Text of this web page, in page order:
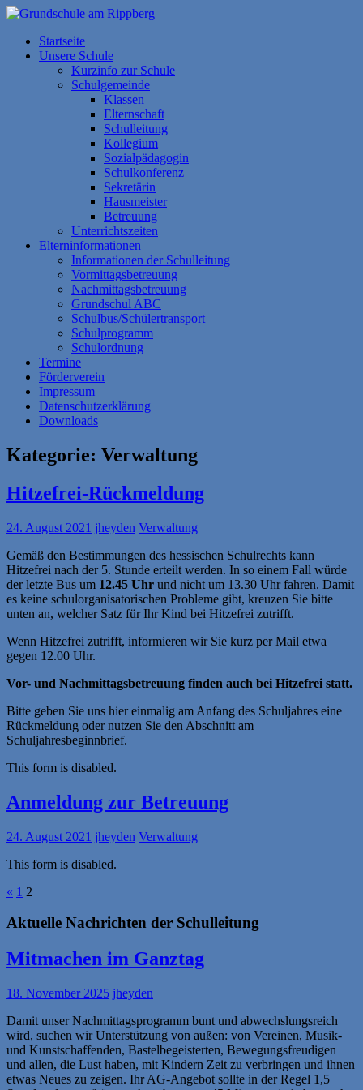
Zum
springen
Grundschule am Rippberg
Startseite
Unsere Schule
Kurzinfo zur Schule
Schulgemeinde
Klassen
Elternschaft
Schulleitung
Kollegium
Sozialpädagogin
Schulkonferenz
Sekretärin
Hausmeister
Betreuung
Unterrichtszeiten
Elterninformationen
Informationen der Schulleitung
Vormittagsbetreuung
Nachmittagsbetreuung
Grundschul ABC
Schulbus/Schülertransport
Schulprogramm
Schulordnung
Termine
Förderverein
Impressum
Datenschutzerklärung
Downloads
Kategorie: Verwaltung
Hitzefrei-Rückmeldung
24. August 2021 jheyden Verwaltung
Gemäß den Bestimmungen des hessischen Schulrechts kann
Hitzefrei nach der 5. Stunde erteilt werden. In so einem Fall würde
der letzte Bus um 12.45 Uhr und nicht um 13.30 Uhr fahren. Damit
es keine schulorganisatorischen Probleme gibt, kreuzen Sie bitte
unten an, welcher Satz für Ihr Kind bei Hitzefrei zutrifft.
Wenn Hitzefrei zutrifft, informieren wir Sie kurz per Mail etwa
gegen 12.00 Uhr.
Vor- und Nachmittagsbetreuung finden auch bei Hitzefrei statt.
Bitte geben Sie uns hier einmalig am Anfang des Schuljahres eine
Rückmeldung oder nutzen Sie den Abschnitt am
Schuljahresbeginnbrief.
This form is disabled.
Anmeldung zur Betreuung
24. August 2021 jheyden Verwaltung
This form is disabled.
« 1 2
Aktuelle Nachrichten der Schulleitung
Mitmachen im Ganztag
18. November 2025 jheyden
Damit unser Nachmittagsprogramm bunt und abwechslungsreich
wird, suchen wir Unterstützung von außen: von Vereinen, Musik-
und Kunstschaffenden, Bastelbegeisterten, Bewegungsfreudigen
und allen, die Lust haben, mit Kindern Zeit zu verbringen und ihnen
etwas Neues zu zeigen. Ihr AG-Angebot sollte in der Regel 1,5